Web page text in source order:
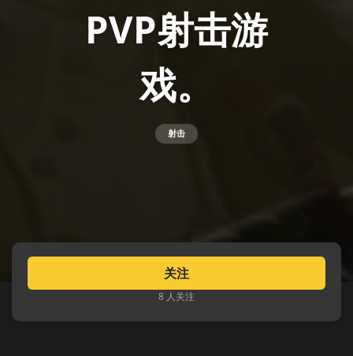
PVP射击游
戏。
射击
关注
8 人关注